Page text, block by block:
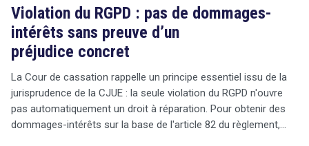
Violation du RGPD : pas de dommages-
intérêts sans preuve d’un
préjudice concret
La Cour de cassation rappelle un principe essentiel issu de la
jurisprudence de la CJUE : la seule violation du RGPD n'ouvre
pas automatiquement un droit à réparation. Pour obtenir des
dommages-intérêts sur la base de l'article 82 du règlement,…